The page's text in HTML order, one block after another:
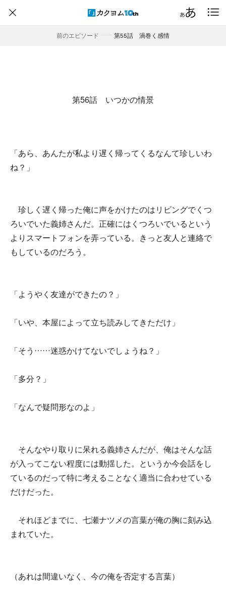
前のエピソード
―― 第55話 渦巻く感情
第56話 いつかの情景
「あら、あんたが私より遅く帰ってくるなんて珍しいわ
ね？」
珍しく遅く帰った俺に声をかけたのはリビングでくつ
ろいでいた義姉さんだ。正確にはくつろいでいるという
よりスマートフォンを弄っている。きっと友人と連絡で
もしているのだろう。
「ようやく友達ができたの？」
「いや、本屋によって立ち読みしてきただけ」
「そう……迷惑かけてないでしょうね？」
「多分？」
「なんで疑問形なのよ」
そんなやり取りに呆れる義姉さんだが、俺はそんな話
が入ってこない程度には動揺した。というか今会話をし
ているのだって特に考えることなく適当に合わせている
だけだった。
それほどまでに、七瀬ナツメの言葉が俺の胸に刻み込
まれていた。
（あれは間違いなく、今の俺を否定する言葉）